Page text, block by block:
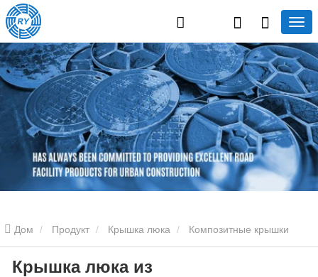
Дом Продукт Крышка люка Композитные крышки
люков Крышка люка из высококачественной композитной
Крышка люка из